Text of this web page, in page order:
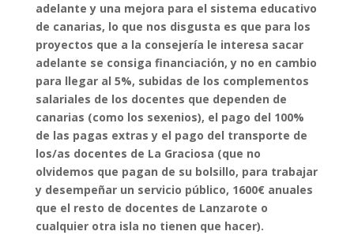
adelante y una mejora para el sistema educativo
de canarias, lo que nos disgusta es que para los
proyectos que a la consejería le interesa sacar
adelante se consiga financiación, y no en cambio
para llegar al 5%, subidas de los complementos
salariales de los docentes que dependen de
canarias (como los sexenios), el pago del 100%
de las pagas extras y el pago del transporte de
los/as docentes de La Graciosa (que no
olvidemos que pagan de su bolsillo, para trabajar
y desempeñar un servicio público, 1600€ anuales
que el resto de docentes de Lanzarote o
cualquier otra isla no tienen que hacer).